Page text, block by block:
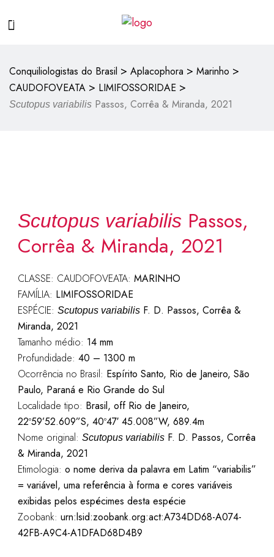
Conquiliologistas do Brasil > Aplacophora > Marinho >
CAUDOFOVEATA > LIMIFOSSORIDAE >
Scutopus variabilis Passos, Corrêa & Miranda, 2021
Scutopus variabilisPassos,
Corrêa & Miranda, 2021
CLASSE: CAUDOFOVEATA: MARINHO
FAMÍLIA: LIMIFOSSORIDAE
ESPÉCIE: Scutopus variabilisF. D. Passos, Corrêa &
Miranda, 2021
Tamanho médio: 14 mm
Profundidade: 40 – 1300 m
Ocorrência no Brasil: Espírito Santo, Rio de Janeiro, São
Paulo, Paraná e Rio Grande do Sul
Localidade tipo: Brasil, off Rio de Janeiro,
22º59’52.609”S, 40º47′ 45.008”W, 689.4m
Nome original: Scutopus variabilisF. D. Passos, Corrêa
& Miranda, 2021
Etimologia: o nome deriva da palavra em Latim “variabilis”
= variável, uma referência à forma e cores variáveis
exibidas pelos espécimes desta espécie
Zoobank: urn:lsid:zoobank.org:act:A734DD68-A074-
42FB-A9C4-A1DFAD68D4B9